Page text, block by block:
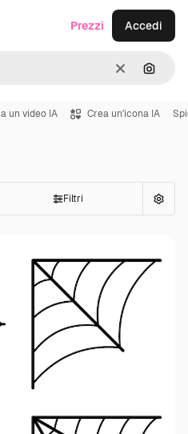
CancellaCerca
Prezzi Accedi
un video IA Crea un'icona IA
Filtri